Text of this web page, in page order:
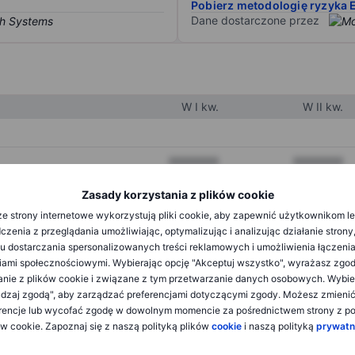
Zasady korzystania z plików cookie
strony internetowe wykorzystują pliki cookie, aby zapewnić użytkownikom
z przeglądania umożliwiając, optymalizując i analizując działanie
dostarczania spersonalizowanych treści reklamowych i umożliwienia
społecznościowymi. Wybierając opcję "Akceptuj wszystko", wyrażasz
z plików cookie i związane z tym przetwarzanie danych osobowych.
zgodą", aby zarządzać preferencjami dotyczącymi zgody. Możesz
lub wycofać zgodę w dowolnym momencie za pośrednictwem strony z
cookie. Zapoznaj się z naszą polityką plików cookie i naszą polityką
Pobierz metodologię ryzyka
Dane dostarczone przez
W I kw. W II kw.
XXXXXXX XXXXXXX
XXXXXXX
XXXXXXX XXXXXXX
XXXXXXX XXXXXXX
XXXXXXX